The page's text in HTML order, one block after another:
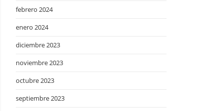
febrero 2024
enero 2024
diciembre 2023
noviembre 2023
octubre 2023
septiembre 2023